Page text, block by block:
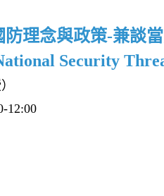
防理念與政策-兼談
Security
12:00